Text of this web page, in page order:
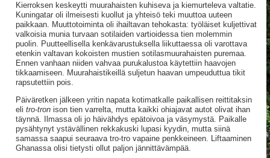
Kierroksen keskeytti muurahaisten kuhiseva ja kiemurteleva valtatie.
Kuningatar oli ilmeisesti kuollut ja yhteisö teki muuttoa uuteen
paikkaan. Muuttotoiminta oli ihailtavan tehokasta: työläiset kuljettivat
valkoisia munia turvaan sotilaiden vartioidessa tien molemmin
puolin. Puutteellisella kenkävarustuksella liikuttaessa oli varottava
etenkin valtavan kokoisten mustien sotilasmuurahaisten puremaa.
Ennen vanhaan niiden vahvaa purukalustoa käytettiin haavojen
tikkaamiseen. Muurahaistikeillä suljetun haavan umpeuduttua tikit
rapsutettiin pois.
Päiväretken jälkeen yritin napata kotimatkalle paikallisen reittitaksin
eli tro-tronison tien varrelta, mutta kaikki ohiajavat autot olivat ihan
täynnä. Ilmassa oli jo häivähdys epätoivoa ja väsymystä. Paikalle
pysähtynyt ystävällinen rekkakuski lupasi kyydin, mutta siinä
samassa saapui seuraava tro-tro vapaine penkkeineen. Liftaaminen
Ghanassa olisi tietysti ollut paljon jännittävämpää.